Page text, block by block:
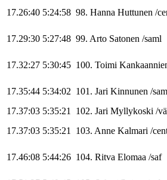
17.26:40 5:24:58 98. Hanna Huttunen /
17.29:30 5:27:48 99. Arto Satonen /saml
17.32:27 5:30:45 100. Toimi
17.35:44 5:34:02 101. Jari Kinnunen /
17.37:03 5:35:21 102. Jari Myllykoski /
17.37:03 5:35:21 103. Anne Kalmari /
17.46:08 5:44:26 104. Ritva Elomaa /saf